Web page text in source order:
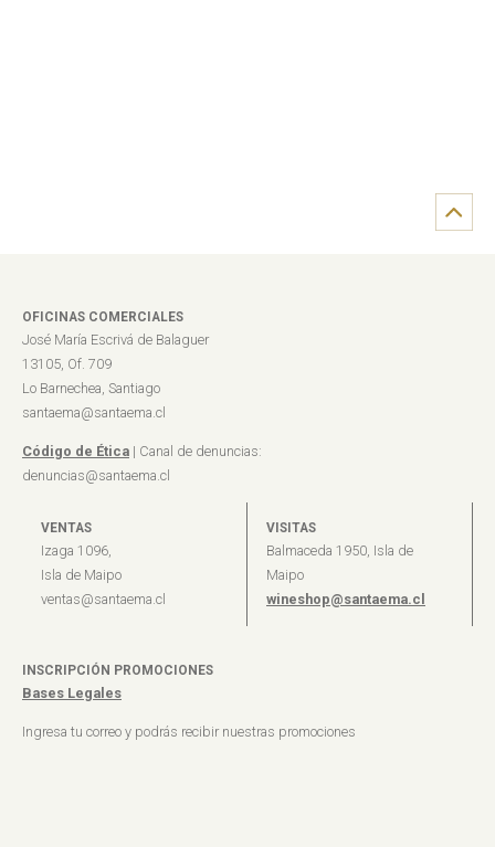
OFICINAS COMERCIALES
José María Escrivá de Balaguer
13105, Of. 709
Lo Barnechea, Santiago
santaema@santaema.cl
Código de Ética | Canal de denuncias:
denuncias@santaema.cl
VENTAS
Izaga 1096,
Isla de Maipo
ventas@santaema.cl
VISITAS
Balmaceda 1950, Isla de
Maipo
wineshop@santaema.cl
INSCRIPCIÓN PROMOCIONES
Bases Legales
Ingresa tu correo y podrás recibir nuestras promociones